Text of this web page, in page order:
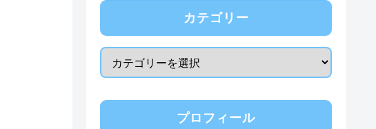
カテゴリー
プロフィール